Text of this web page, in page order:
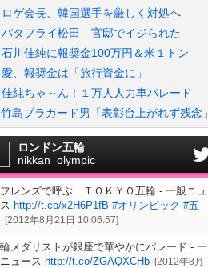
ロゲ会長、韓国選手を厳しく対処へ
バタフライ松田 官邸でイジられた
石川佳純に報奨金100万円＆米１トン
愛、報奨金は「旅行資金に」
佳純ちゃ～ん！１万人人力車パレード
竹島プラカード男「表彰台上がれず残念」
ロンドン五輪
nikkan_olympic
レンズで呼ぶ ＴＯＫＹＯ五輪 - 一般ニュ
http://t.co/x2H6P1fB #オリンピック #五
[2012年8月21日 10:06:57]
メダリストが銀座で華やかにパレード - 一
ュース http://t.co/ZGAQXCHb [2012年8月